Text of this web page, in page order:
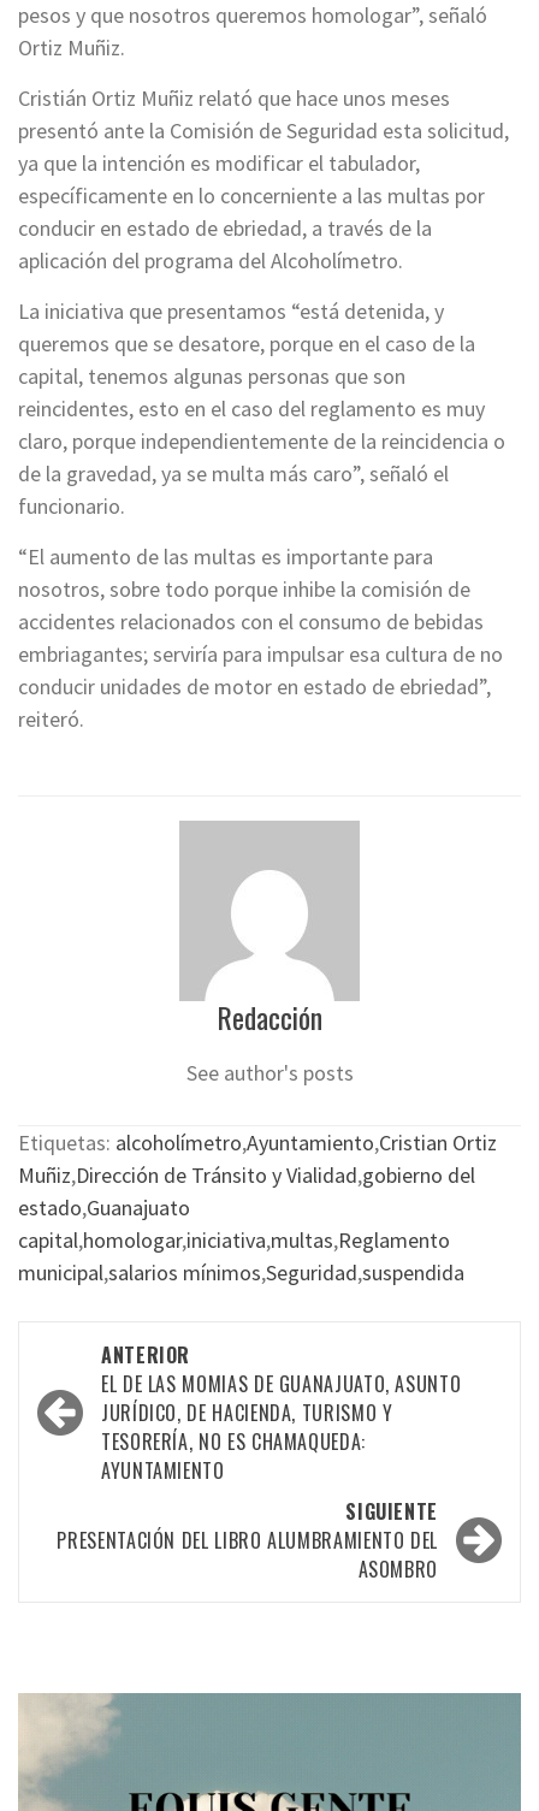
pesos y que nosotros queremos homologar”, señaló
Ortiz Muñiz.
Cristián Ortiz Muñiz relató que hace unos meses
presentó ante la Comisión de Seguridad esta solicitud,
ya que la intención es modificar el tabulador,
específicamente en lo concerniente a las multas por
conducir en estado de ebriedad, a través de la
aplicación del programa del Alcoholímetro.
La iniciativa que presentamos “está detenida, y
queremos que se desatore, porque en el caso de la
capital, tenemos algunas personas que son
reincidentes, esto en el caso del reglamento es muy
claro, porque independientemente de la reincidencia o
de la gravedad, ya se multa más caro”, señaló el
funcionario.
“El aumento de las multas es importante para
nosotros, sobre todo porque inhibe la comisión de
accidentes relacionados con el consumo de bebidas
embriagantes; serviría para impulsar esa cultura de no
conducir unidades de motor en estado de ebriedad”,
reiteró.
Redacción
See author's posts
Etiquetas: alcoholímetro,Ayuntamiento,Cristian Ortiz
Muñiz,Dirección de Tránsito y Vialidad,gobierno del
estado,Guanajuato
capital,homologar,iniciativa,multas,Reglamento
municipal,salarios mínimos,Seguridad,suspendida
Navegación
por
las
entradas
ANTERIOR
EL DE LAS MOMIAS DE GUANAJUATO, ASUNTO
JURÍDICO, DE HACIENDA, TURISMO Y
TESORERÍA, NO ES CHAMAQUEDA:
AYUNTAMIENTO
SIGUIENTE
PRESENTACIÓN DEL LIBRO ALUMBRAMIENTO DEL
ASOMBRO